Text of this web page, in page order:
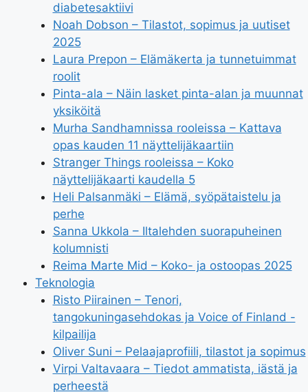
diabetesaktiivi
Noah Dobson – Tilastot, sopimus ja uutiset
2025
Laura Prepon – Elämäkerta ja tunnetuimmat
roolit
Pinta-ala – Näin lasket pinta-alan ja muunnat
yksiköitä
Murha Sandhamnissa rooleissa – Kattava
opas kauden 11 näyttelijäkaartiin
Stranger Things rooleissa – Koko
näyttelijäkaarti kaudella 5
Heli Palsanmäki – Elämä, syöpätaistelu ja
perhe
Sanna Ukkola – Iltalehden suorapuheinen
kolumnisti
Reima Marte Mid – Koko- ja ostoopas 2025
Teknologia
Risto Piirainen – Tenori,
tangokuningasehdokas ja Voice of Finland -
kilpailija
Oliver Suni – Pelaajaprofiili, tilastot ja sopimus
Virpi Valtavaara – Tiedot ammatista, iästä ja
perheestä